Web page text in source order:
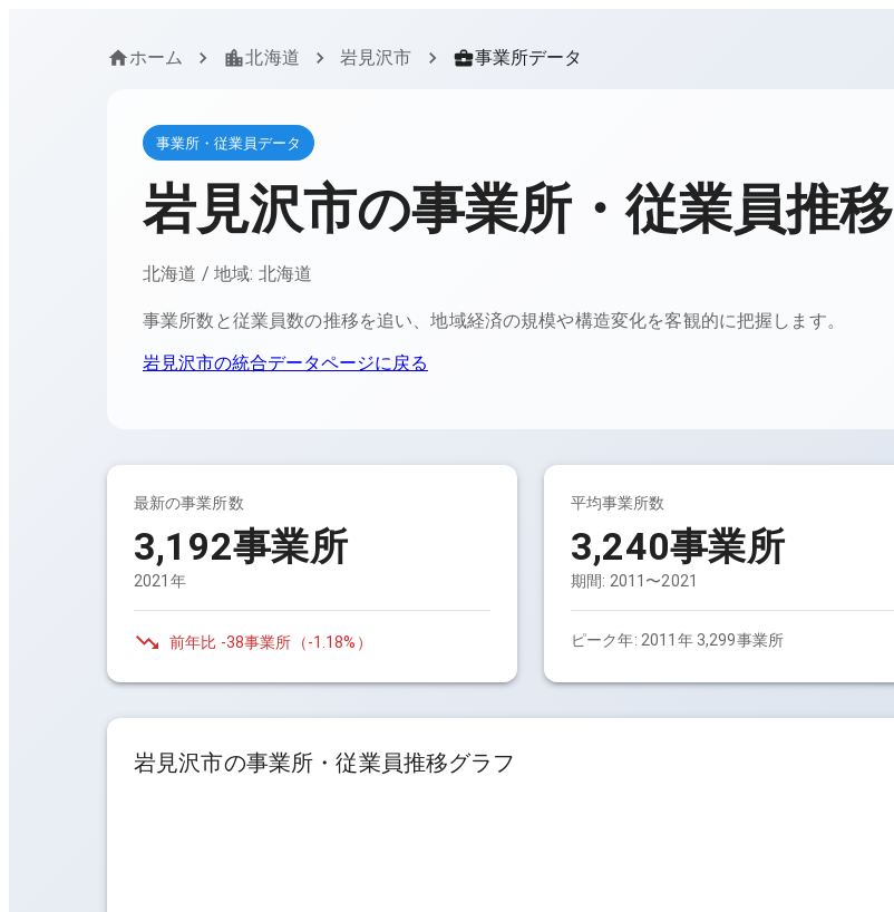
ホーム 北海道 岩見沢市 事業所データ
事業所・従業員データ
岩見沢市の事業所・従業員推移
北海道 / 地域: 北海道
事業所数と従業員数の推移を追い、地域経済の規模や構造変化を客観的に把握します。
岩見沢市の統合データページに戻る
最新の事業所数
3,192事業所
2021年
前年比 -38事業所 （-1.18% ）
平均事業所数
3,240事業所
期間: 2011〜2021
ピーク年: 2011年 3,299事業所
岩見沢市の事業所・従業員推移グラフ